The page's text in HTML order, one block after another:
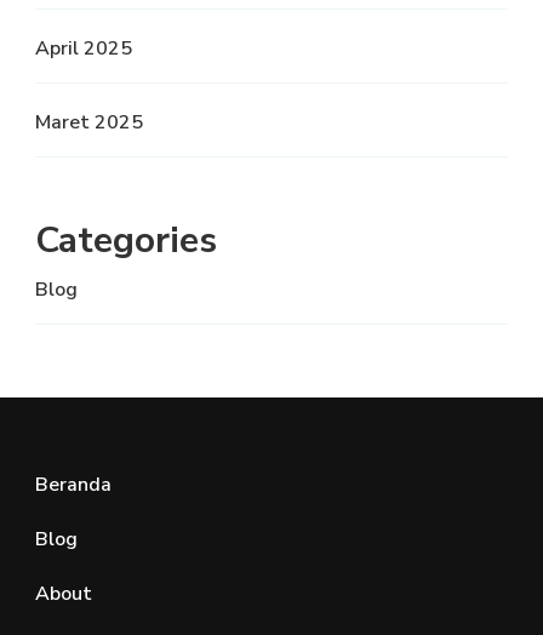
April 2025
Maret 2025
Categories
Blog
Beranda
Blog
About